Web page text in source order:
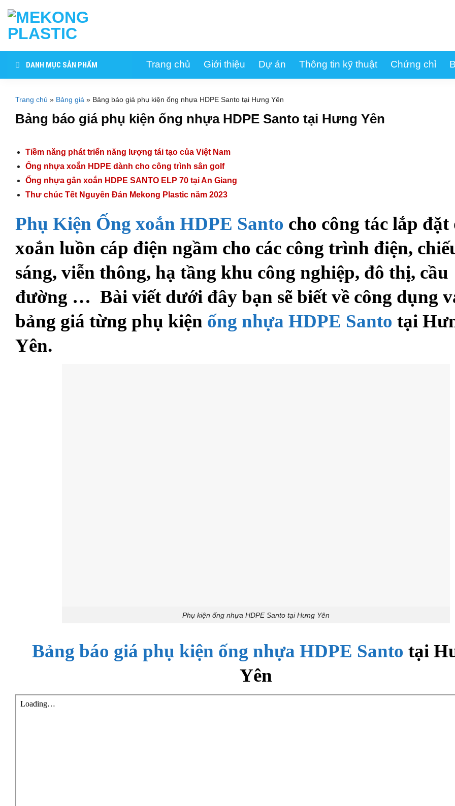
content
DANH MỤC SẢN PHẨM Trang chủ Giới thiệu Dự án Thông tin kỹ thuật Chứng chỉ
Trang chủ » Bảng giá » Bảng báo giá phụ kiện ống nhựa HDPE Santo tại Hưng Yên
Bảng báo giá phụ kiện ống nhựa HDPE Santo tại Hưng Yên
Tiềm năng phát triển năng lượng tái tạo của Việt Nam
Ống nhựa xoắn HDPE dành cho công trình sân golf
Ống nhựa gân xoắn HDPE SANTO ELP 70 tại An Giang
Thư chúc Tết Nguyên Đán Mekong Plastic năm 2023
Phụ Kiện Ống xoắn HDPE Santo cho công tác lắp đặt
xoắn luồn cáp điện ngầm cho các công trình điện,
sáng, viễn thông, hạ tầng khu công nghiệp, đô thị, cầu
đường … Bài viết dưới đây bạn sẽ biết về công dụng
bảng giá từng phụ kiện ống nhựa HDPE Santo tại
Yên.
Phụ kiện ống nhựa HDPE Santo tại Hưng Yên
Bảng báo giá phụ kiện ống nhựa HDPE Santo tại
Yên